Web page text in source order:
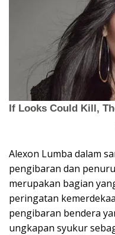
Alexon Lumba dalam
pengibaran dan
merupakan bagian
peringatan
pengibaran bendera
ungkapan syukur